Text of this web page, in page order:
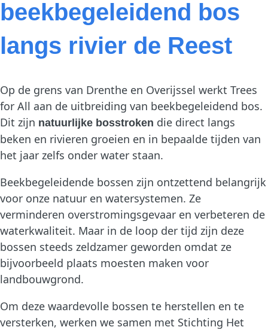
beekbegeleidend bos
langs rivier de Reest
Op de grens van Drenthe en Overijssel werkt Trees
for All aan de uitbreiding van beekbegeleidend bos.
Dit zijn natuurlijke bosstroken die direct langs
beken en rivieren groeien en in bepaalde tijden van
het jaar zelfs onder water staan.
Beekbegeleidende bossen zijn ontzettend belangrijk
voor onze natuur en watersystemen. Ze
verminderen overstromingsgevaar en verbeteren de
waterkwaliteit. Maar in de loop der tijd zijn deze
bossen steeds zeldzamer geworden omdat ze
bijvoorbeeld plaats moesten maken voor
landbouwgrond.
Om deze waardevolle bossen te herstellen en te
versterken, werken we samen met Stichting Het